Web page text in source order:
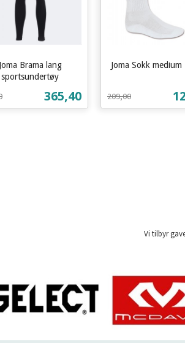
Joma Brama lang
sportsundertøy
Tilbud
365,40
Joma Sokk
209,00
Vi tilbyr